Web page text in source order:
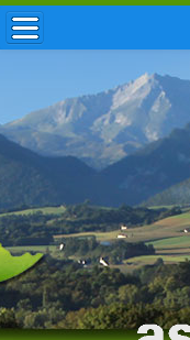
ACCUEIL / INFOS
MUNICIPALITÉ
VIE LOCALE
ENFANCE
TOURISME
HISTOIRE